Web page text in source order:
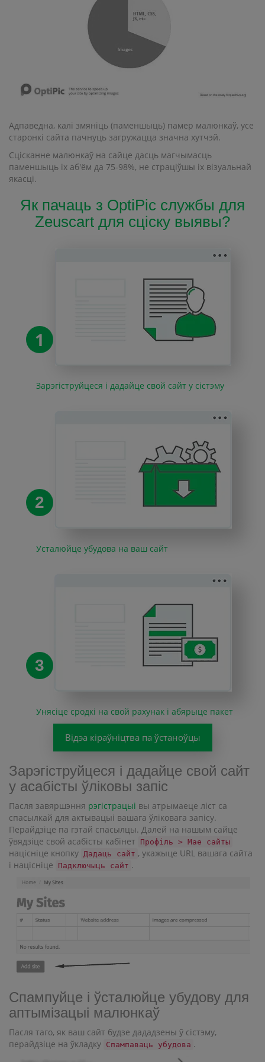
Адпаведна, калі змяніць (паменшыць) памер малюнкаў, усе
старонкі сайта пачнуць загружацца значна хутчэй.
Сцісканне малюнкаў на сайце дасць магчымасць
паменшыць іх аб'ём да 75-98%, не страціўшы іх візуальнай
якасці.
Як пачаць з OptiPic службы для
Zeuscart для сціску выявы?
1
Зарэгіструйцеся і дадайце свой сайт у сістэму
2
Усталюйце убудова на ваш сайт
3
Унясіце сродкі на свой рахунак і абярыце пакет
Відэа кіраўніцтва па ўстаноўцы
Зарэгіструйцеся і дадайце свой сайт
у асабісты ўліковы запіс
Пасля завяршэння рэгістрацыі вы атрымаеце ліст са
спасылкай для актывацыі вашага ўліковага запісу.
Перайдзіце па гэтай спасылцы. Далей на нашым сайце
ўвядзіце свой асабісты кабінет
Профіль > Мае сайты
націсніце кнопку Дадаць сайт , укажыце URL вашага сайта
і націсніце
Падключыць сайт .
Спампуйце і ўсталюйце убудову для
аптымізацыі малюнкаў
Пасля таго, як ваш сайт будзе дададзены ў сістэму,
перайдзіце на ўкладку Спампаваць убудова .